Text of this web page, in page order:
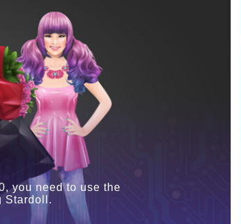
you need to use the
Stardoll.